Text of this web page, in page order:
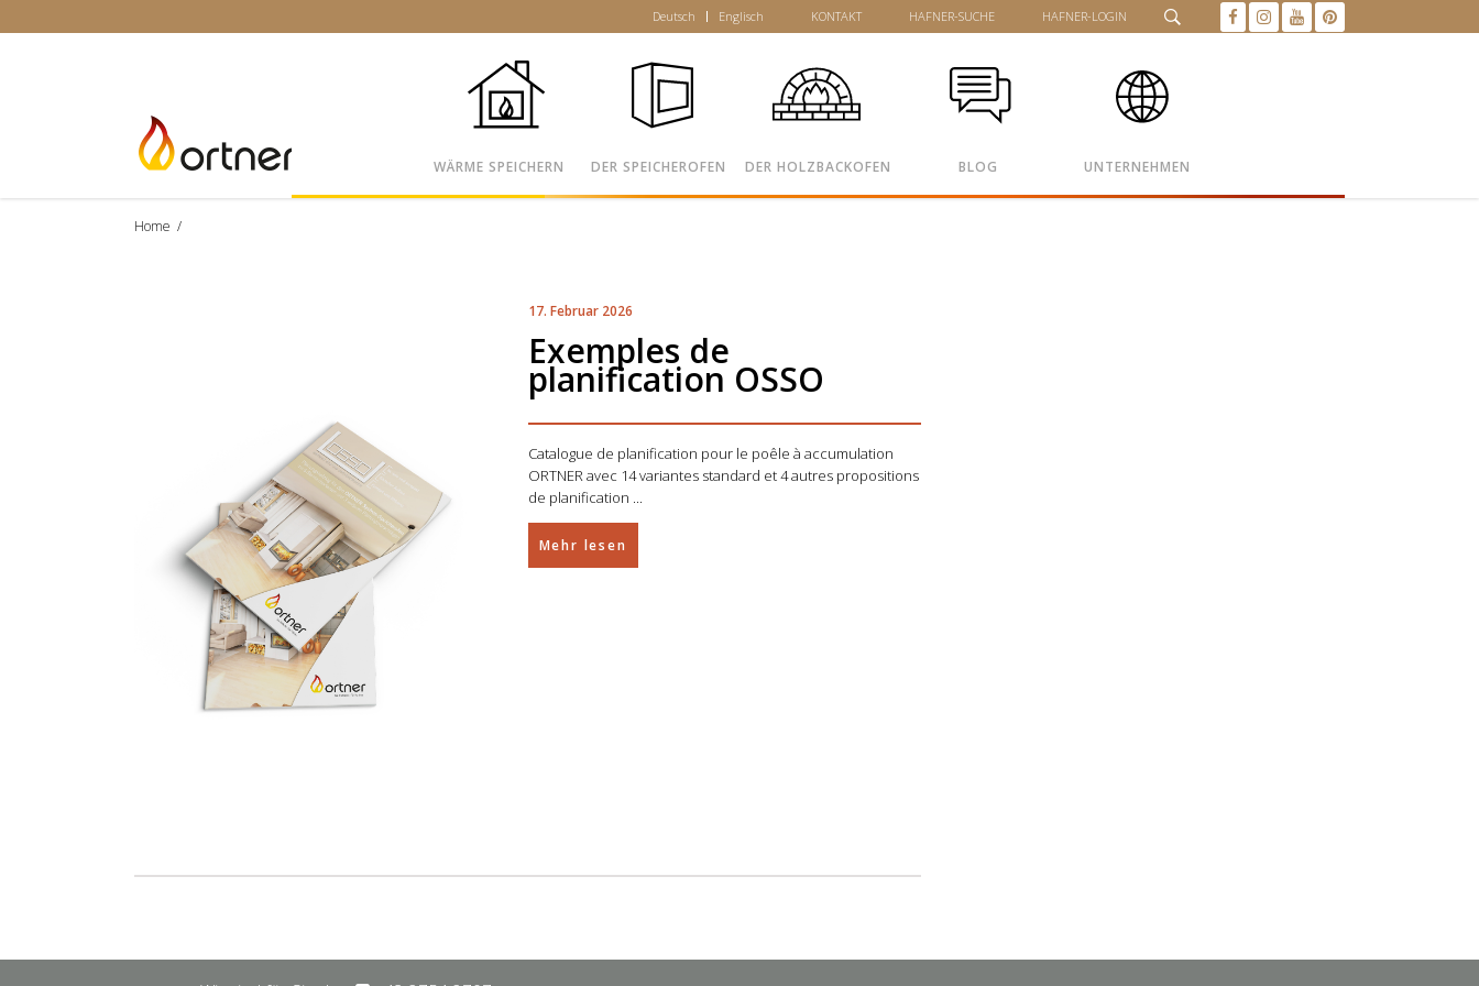
Deutsch Englisch KONTAKT HAFNER-SUCHE HAFNER-LOGIN
WÄRME SPEICHERN DER SPEICHEROFEN DER HOLZBACKOFEN BLOG UNTERNEHMEN
Home /
17. Februar 2026
Exemples de
planification OSSO
Catalogue de planification pour le poêle à accumulation
ORTNER avec 14 variantes standard et 4 autres propositions
de planification
Mehr lesen